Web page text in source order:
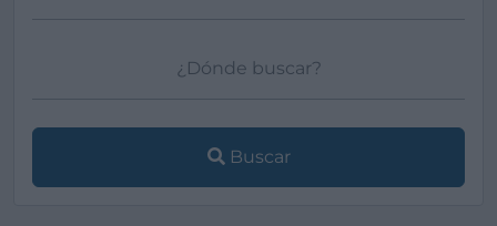
Buscar